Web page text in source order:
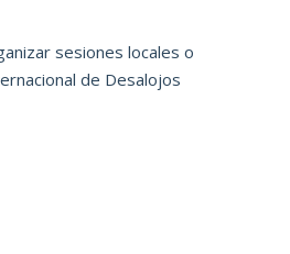
sesiones locales o
de Desalojos